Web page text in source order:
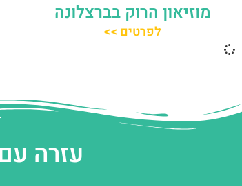
מוזיאון הרוק בברצלונה
לפרטים >>
עזרה